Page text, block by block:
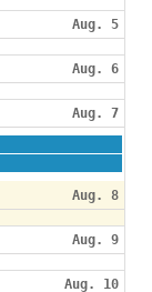
Aug. 5
Aug. 6
Aug. 7
Aug. 8
Aug. 9
Aug. 10